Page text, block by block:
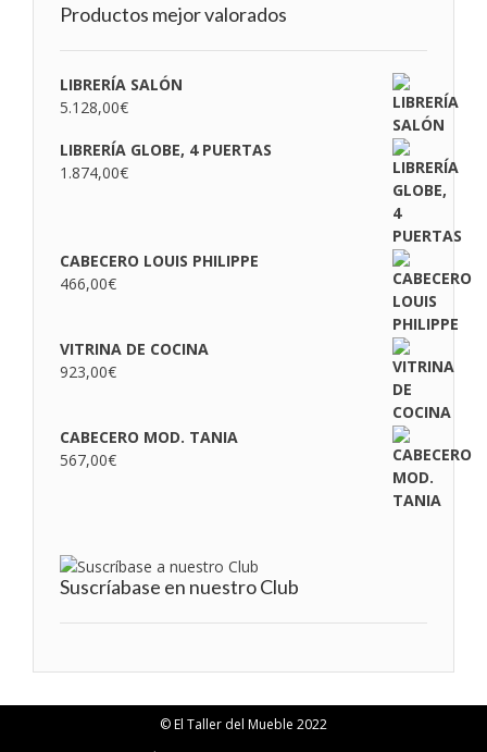
Productos mejor valorados
LIBRERÍA SALÓN
5.128,00€
LIBRERÍA GLOBE, 4 PUERTAS
1.874,00€
CABECERO LOUIS PHILIPPE
466,00€
VITRINA DE COCINA
923,00€
CABECERO MOD. TANIA
567,00€
Suscríabase en nuestro Club
© El Taller del Mueble 2022